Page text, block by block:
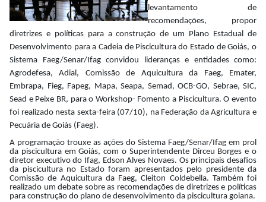
levantamento de
recomendações, propor
diretrizes e políticas para a construção de um Plano Estadual de
Desenvolvimento para a Cadeia de Piscicultura do Estado de Goiás, o
Sistema Faeg/Senar/Ifag convidou lideranças e entidades como:
Agrodefesa, Adial, Comissão de Aquicultura da Faeg, Emater,
Embrapa, Fieg, Fapeg, Mapa, Seapa, Semad, OCB-GO, Sebrae, SIC,
Sead e Peixe BR, para o Workshop- Fomento a Piscicultura. O evento
foi realizado nesta sexta-feira (07/10), na Federação da Agricultura e
Pecuária de Goiás (Faeg).
A programação trouxe as ações do Sistema Faeg/Senar/Ifag em prol
da piscicultura em Goiás, com o Superintendente Dirceu Borges e o
diretor executivo do Ifag, Edson Alves Novaes. Os principais desafios
da piscicultura no Estado foram apresentados pelo presidente da
Comissão de Aquicultura da Faeg, Cleiton Coldebella. Também foi
realizado um debate sobre as recomendações de diretrizes e políticas
para construção do plano de desenvolvimento da piscicultura goiana.